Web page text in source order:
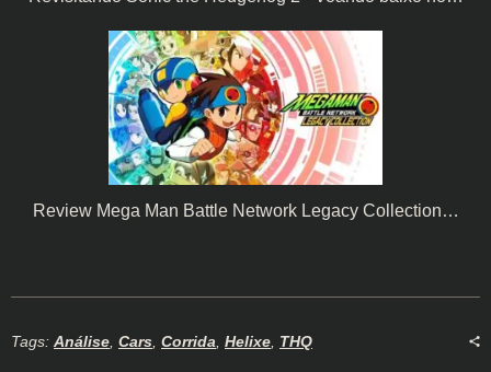
Review Mega Man Battle Network Legacy Collection…
Tags: Análise, Cars, Corrida, Helixe, THQ